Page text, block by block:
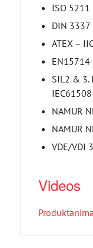
ISO 5211
DIN 3337
ATEX –
SIL2 & 3.
NAMUR
NAMUR
VDE/VDI
Videos